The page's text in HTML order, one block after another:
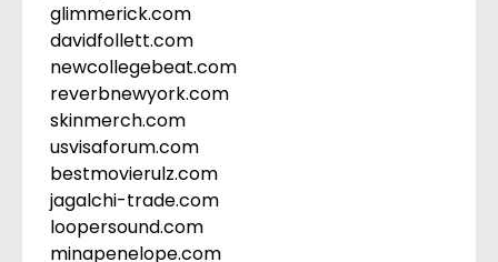
glimmerick.com
davidfollett.com
newcollegebeat.com
reverbnewyork.com
skinmerch.com
usvisaforum.com
bestmovierulz.com
jagalchi-trade.com
loopersound.com
minapenelope.com